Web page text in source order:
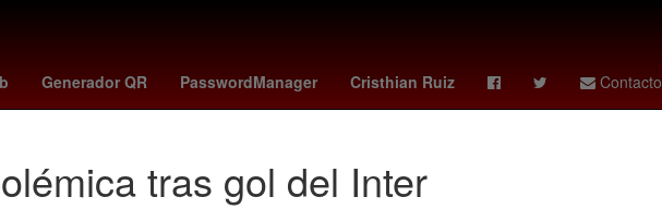
Generador QR PasswordManager Cristhian Ruiz Contacto
luciano darderi gold memo schutz tormenta genevieve florence pugh
tras gol del Inter